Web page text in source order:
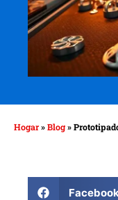
Hogar»Blog»
Facebook